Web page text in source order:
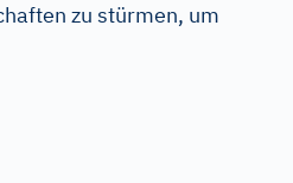
zu stürmen, um